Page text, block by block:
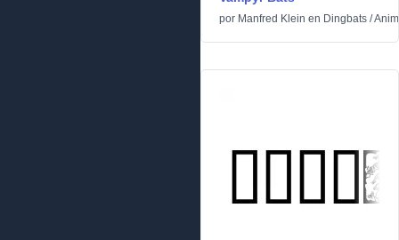
por Manfred Klein en Dingbats /